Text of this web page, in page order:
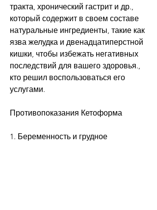
тракта, хронический гастрит и др.,
который содержит в своем составе
натуральные ингредиенты, такие как
язва желудка и двенадцатиперстной
кишки, чтобы избежать негативных
последствий для вашего здоровья.,
кто решил воспользоваться его
услугами.
Противопоказания Кетоформа
1. Беременность и грудное